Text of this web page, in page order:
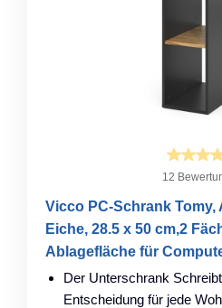
12
Vicco PC-Schrank
Eiche, 28.5 x 50 cm,2
Ablagefläche für
Der Unterschrank
Entscheidung für jede